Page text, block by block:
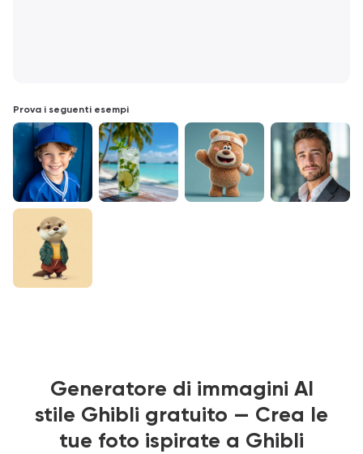
Prova i seguenti esempi
Generatore di immagini AI
stile Ghibli gratuito — Crea le
tue foto ispirate a Ghibli